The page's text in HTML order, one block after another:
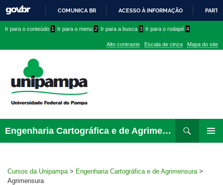
PARA
CONTEÚDO
COMUNICA BR ACESSO À INFORMAÇÃO
conteúdo
menu
superior
menu
Ir para o conteúdo 1 Ir para o menu 2 Ir para a busca 3 Ir para o rodapé 4
Alto contraste Escala de cinza Mapa do site
Engenharia Cartográfica e de Agrimensura
para
Cursos da Unipampa > Engenharia Cartográfica e de Agrimensura >
Agrimensura